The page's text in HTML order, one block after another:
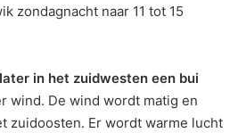
zondagnacht naar 11 tot 15
in het zuidwesten een bui
wind. De wind wordt matig en
zuidoosten. Er wordt warme lucht